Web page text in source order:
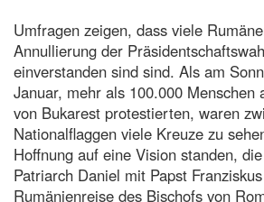
Umfragen zeigen, dass viele
Annullierung der
einverstanden sind sind. Als am
Januar, mehr als 100.000 Menschen
von Bukarest protestierten, waren
Nationalflaggen viele Kreuze zu
Hoffnung auf eine Vision standen,
Patriarch Daniel mit Papst
Rumänienreise des Bischofs von